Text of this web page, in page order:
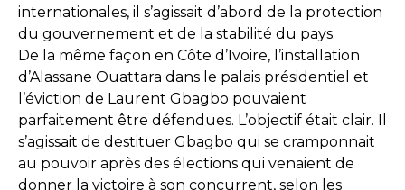
internationales, il s’agissait d’abord de la protection
du gouvernement et de la stabilité du pays.
De la même façon en Côte d’Ivoire, l’installation
d’Alassane Ouattara dans le palais présidentiel et
l’éviction de Laurent Gbagbo pouvaient
parfaitement être défendues. L’objectif était clair. Il
s’agissait de destituer Gbagbo qui se cramponnait
au pouvoir après des élections qui venaient de
donner la victoire à son concurrent, selon les